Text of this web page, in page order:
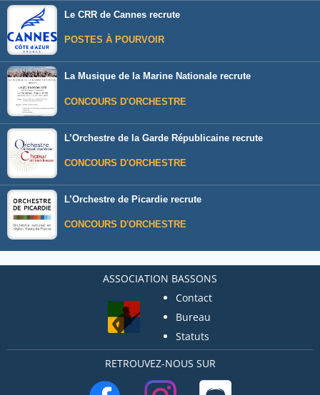
Le CRR de Cannes recrute
POSTES À POURVOIR
La Musique de la Marine Nationale recrute
CONCOURS D'ORCHESTRE
L’Orchestre de la Garde Républicaine recrute
CONCOURS D'ORCHESTRE
L’Orchestre de Picardie recrute
CONCOURS D'ORCHESTRE
ASSOCIATION BASSONS
Contact
Bureau
Statuts
RETROUVEZ-NOUS SUR